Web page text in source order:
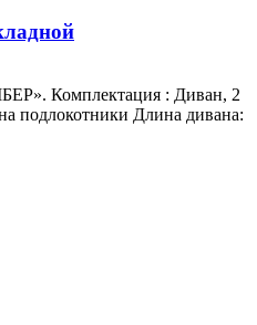
Комплектация : Диван, 2
подлокотники Длина дивана: